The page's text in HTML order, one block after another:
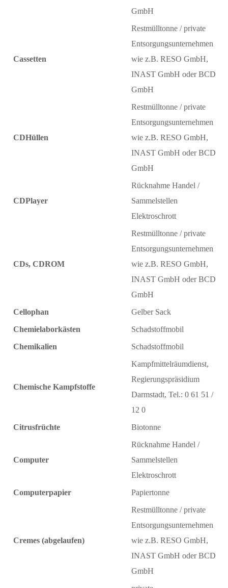
GmbH
Cassetten
Restmülltonne / private
Entsorgungsunternehmen
wie z.B. RESO GmbH,
INAST GmbH oder BCD
GmbH
CDHüllen
Restmülltonne / private
Entsorgungsunternehmen
wie z.B. RESO GmbH,
INAST GmbH oder BCD
GmbH
CDPlayer
Rücknahme Handel /
Sammelstellen
Elektroschrott
CDs, CDROM
Restmülltonne / private
Entsorgungsunternehmen
wie z.B. RESO GmbH,
INAST GmbH oder BCD
GmbH
Cellophan
Gelber Sack
Chemielaborkästen
Schadstoffmobil
Chemikalien
Schadstoffmobil
Chemische Kampfstoffe
Kampfmittelräumdienst,
Regierungspräsidium
Darmstadt, Tel.: 0 61 51 /
12 0
Citrusfrüchte
Biotonne
Computer
Rücknahme Handel /
Sammelstellen
Elektroschrott
Computerpapier
Papiertonne
Cremes (abgelaufen)
Restmülltonne / private
Entsorgungsunternehmen
wie z.B. RESO GmbH,
INAST GmbH oder BCD
GmbH